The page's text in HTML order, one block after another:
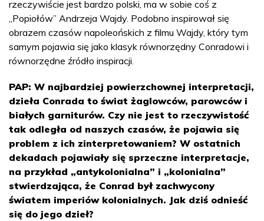
rzeczywiście jest bardzo polski, ma w sobie coś z
„Popiołów” Andrzeja Wajdy. Podobno inspirował się
obrazem czasów napoleońskich z filmu Wajdy, który tym
samym pojawia się jako klasyk równorzędny Conradowi i
równorzędne źródło inspiracji.
PAP: W najbardziej powierzchownej interpretacji,
dzieła Conrada to świat żaglowców, parowców i
białych garniturów. Czy nie jest to rzeczywistość
tak odległa od naszych czasów, że pojawia się
problem z ich zinterpretowaniem? W ostatnich
dekadach pojawiały się sprzeczne interpretacje,
na przykład „antykolonialna” i „kolonialna”
stwierdzająca, że Conrad był zachwycony
światem imperiów kolonialnych. Jak dziś odnieść
się do jego dzieł?